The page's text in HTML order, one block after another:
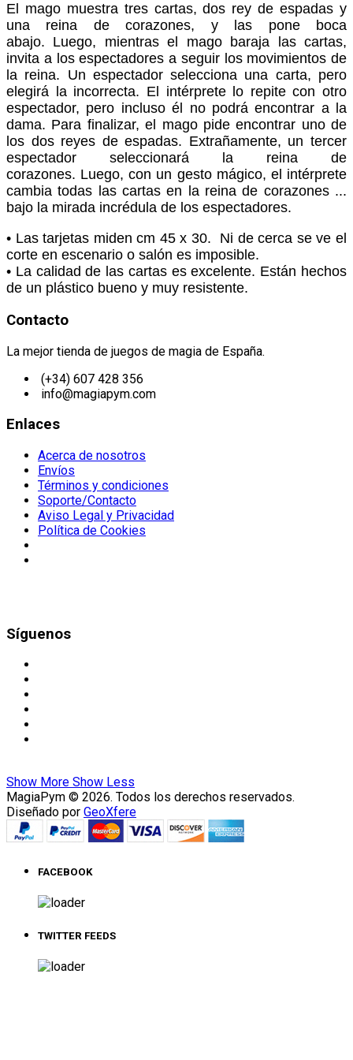
El mago muestra tres cartas, dos rey de espadas y
una reina de corazones, y las pone boca
abajo. Luego, mientras el mago baraja las cartas,
invita a los espectadores a seguir los movimientos de
la reina. Un espectador selecciona una carta, pero
elegirá la incorrecta. El intérprete lo repite con otro
espectador, pero incluso él no podrá encontrar a la
dama. Para finalizar, el mago pide encontrar uno de
los dos reyes de espadas. Extrañamente, un tercer
espectador seleccionará la reina de
corazones. Luego, con un gesto mágico, el intérprete
cambia todas las cartas en la reina de corazones ...
bajo la mirada incrédula de los espectadores.
• Las tarjetas miden cm 45 x 30. Ni de cerca se ve el
corte en escenario o salón es imposible.
• La calidad de las cartas es excelente. Están hechos
de un plástico bueno y muy resistente.
Contacto
La mejor tienda de juegos de magia de España.
(+34) 607 428 356
info@magiapym.com
Enlaces
Acerca de nosotros
Envíos
Términos y condiciones
Soporte/Contacto
Aviso Legal y Privacidad
Política de Cookies
Síguenos
Show More Show Less
MagiaPym © 2026. Todos los derechos reservados.
Diseñado por GeoXfere
FACEBOOK
TWITTER FEEDS